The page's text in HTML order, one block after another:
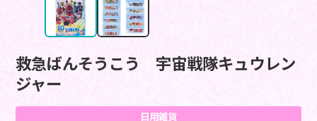
救急ばんそうこう 宇宙戦隊キュウレン
ジャー
日用雑貨